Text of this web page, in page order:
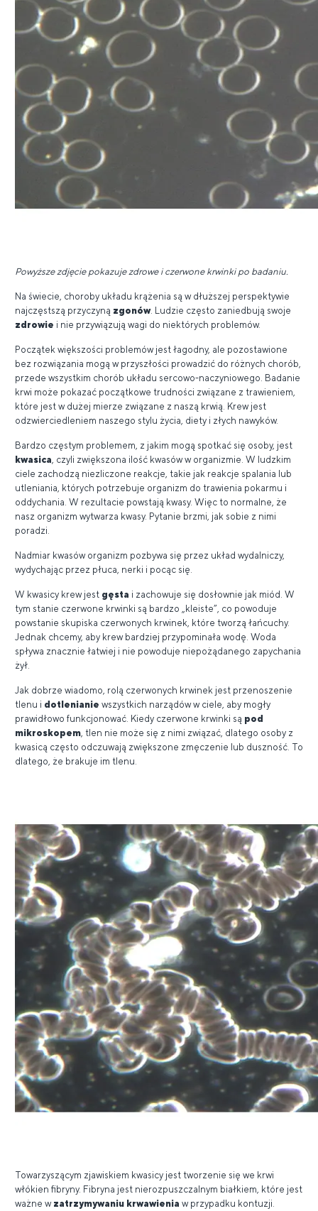
Powyższe zdjęcie pokazuje zdrowe i czerwone krwinki po badaniu.
Na świecie, choroby układu krążenia są w dłuższej perspektywie
najczęstszą przyczyną zgonów. Ludzie często zaniedbują swoje
zdrowie i nie przywiązują wagi do niektórych problemów.
Początek większości problemów jest łagodny, ale pozostawione
bez rozwiązania mogą w przyszłości prowadzić do różnych chorób,
przede wszystkim chorób układu sercowo-naczyniowego. Badanie
krwi może pokazać początkowe trudności związane z trawieniem,
które jest w dużej mierze związane z naszą krwią. Krew jest
odzwierciedleniem naszego stylu życia, diety i złych nawyków.
Bardzo częstym problemem, z jakim mogą spotkać się osoby, jest
kwasica , czyli zwiększona ilość kwasów w organizmie. W ludzkim
ciele zachodzą niezliczone reakcje, takie jak reakcje spalania lub
utleniania, których potrzebuje organizm do trawienia pokarmu i
oddychania. W rezultacie powstają kwasy. Więc to normalne, że
nasz organizm wytwarza kwasy. Pytanie brzmi, jak sobie z nimi
poradzi.
Nadmiar kwasów organizm pozbywa się przez układ wydalniczy,
wydychając przez płuca, nerki i pocąc się.
W kwasicy krew jest gęsta i zachowuje się dosłownie jak miód. W
tym stanie czerwone krwinki są bardzo „kleiste”, co powoduje
powstanie skupiska czerwonych krwinek, które tworzą łańcuchy.
Jednak chcemy, aby krew bardziej przypominała wodę. Woda
spływa znacznie łatwiej i nie powoduje niepożądanego zapychania
żył.
Jak dobrze wiadomo, rolą czerwonych krwinek jest przenoszenie
tlenu i dotlenianie wszystkich narządów w ciele, aby mogły
prawidłowo funkcjonować. Kiedy czerwone krwinki są pod
mikroskopem , tlen nie może się z nimi związać, dlatego osoby z
kwasicą często odczuwają zwiększone zmęczenie lub duszność. To
dlatego, że brakuje im tlenu.
Towarzyszącym zjawiskiem kwasicy jest tworzenie się we krwi
włókien fibryny. Fibryna jest nierozpuszczalnym białkiem, które jest
ważne w zatrzymywaniu krwawienia w przypadku kontuzji.